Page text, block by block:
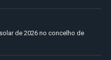
de 2026 no concelho de